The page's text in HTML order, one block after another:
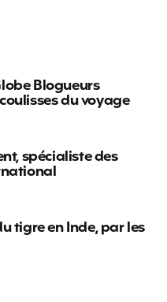
Blogueurs
du voyage
spécialiste des
tigre en Inde, par les